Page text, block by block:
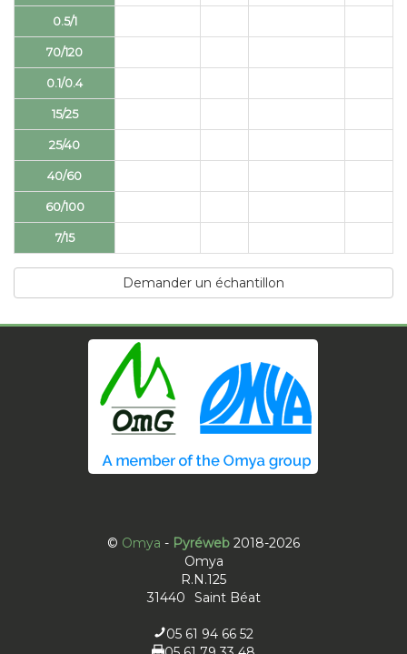
0.5/1
70/120
0.1/0.4
15/25
25/40
40/60
60/100
7/15
Demander un échantillon
© Omya - Pyréweb2018-2026
Omya
R.N.125
31440
Saint Béat
05 61 94 66 52